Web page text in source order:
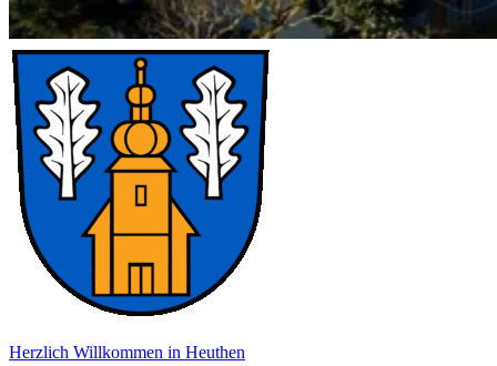
Herzlich Willkommen in Heuthen